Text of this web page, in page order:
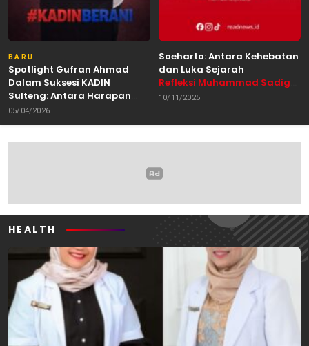
BARU
Spotlight Gufran Ahmad
Dalam Suksesi KADIN
Sulteng: Antara Harapan
dan Kebutuhan Perubahan
Oleh: Anshar Munir
05/04/2026
Soeharto: Antara Kehebatan
dan Luka Sejarah
Refleksi Muhammad Sadig
Alhabsyie, Akademisi UIN
Pemerhati Gerakan
10/11/2025
HEALTH